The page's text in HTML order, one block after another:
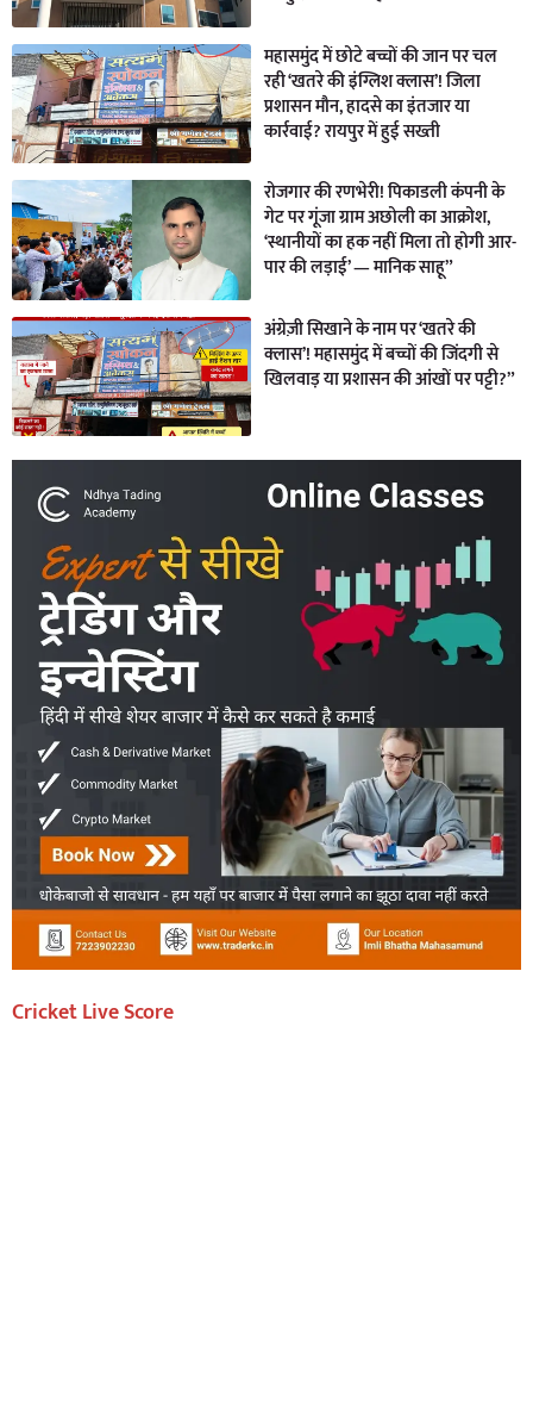
महासमुंद में छोटे बच्चों की जान पर चल
रही ‘खतरे की इंग्लिश क्लास’! जिला
प्रशासन मौन, हादसे का इंतजार या
कार्रवाई? रायपुर में हुई सख्ती
रोजगार की रणभेरी! पिकाडली कंपनी के
गेट पर गूंजा ग्राम अछोली का आक्रोश,
‘स्थानीयों का हक नहीं मिला तो होगी आर-
पार की लड़ाई’ — मानिक साहू”
अंग्रेज़ी सिखाने के नाम पर ‘खतरे की
क्लास’! महासमुंद में बच्चों की जिंदगी से
खिलवाड़ या प्रशासन की आंखों पर पट्टी?”
Cricket Live Score